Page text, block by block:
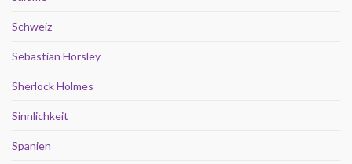
Schweiz
Sebastian Horsley
Sherlock Holmes
Sinnlichkeit
Spanien